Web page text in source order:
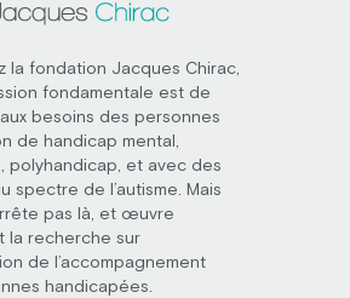
la fondation Jacques Chirac,
fondamentale est de
besoins des personnes
de handicap mental,
polyhandicap, et avec des
spectre de l’autisme. Mais
pas là, et œuvre
la recherche sur
de l’accompagnement
handicapées.